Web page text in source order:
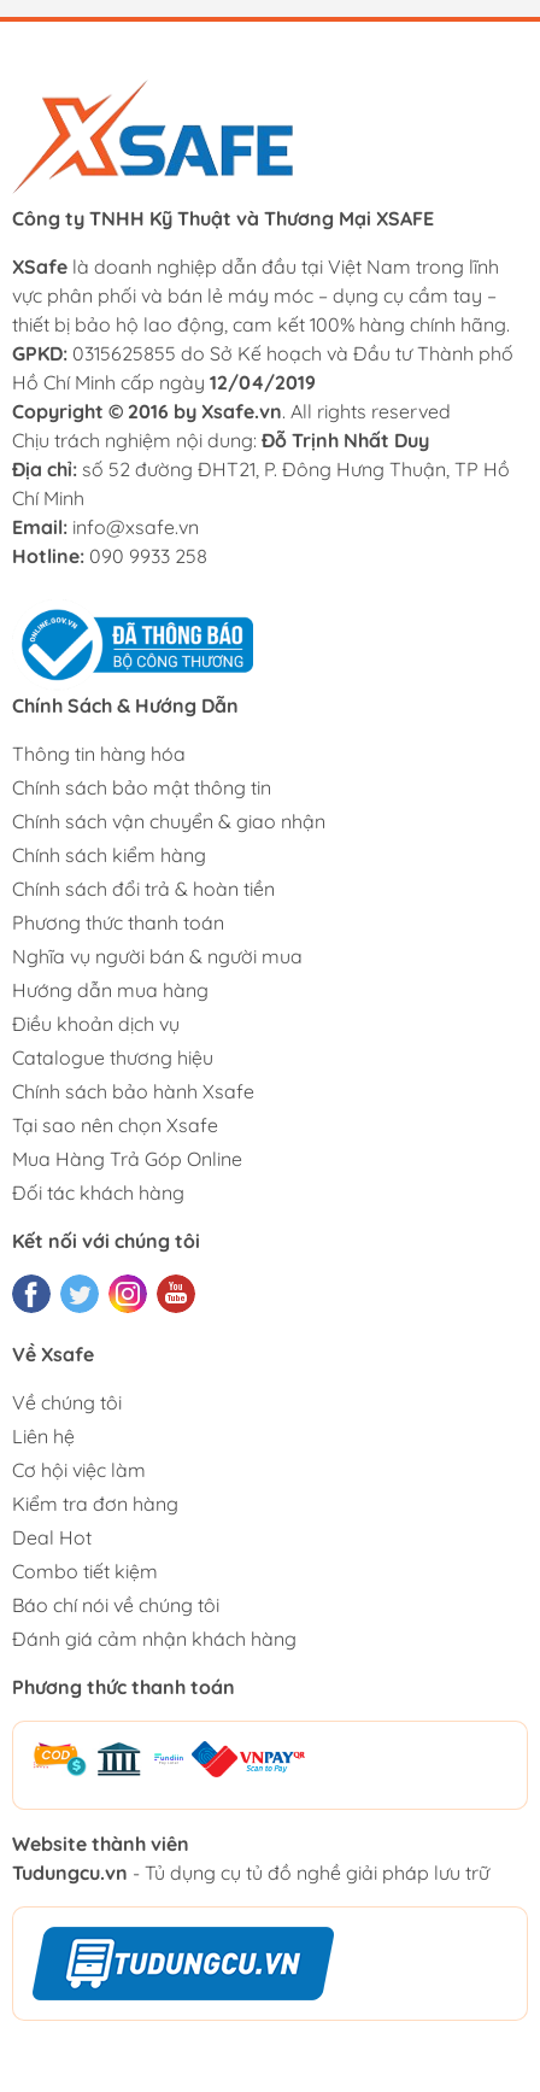
Công ty TNHH Kỹ Thuật và Thương Mại XSAFE
XSafe là doanh nghiệp dẫn đầu tại Việt Nam trong lĩnh
vực phân phối và bán lẻ máy móc – dụng cụ cầm tay –
thiết bị bảo hộ lao động, cam kết 100% hàng chính hãng.
GPKD: 0315625855 do Sở Kế hoạch và Đầu tư Thành phố
Hồ Chí Minh cấp ngày 12/04/2019
Copyright © 2016 by Xsafe.vn. All rights reserved
Chịu trách nghiệm nội dung: Đỗ Trịnh Nhất Duy
Địa chỉ: số 52 đường ĐHT21, P. Đông Hưng Thuận, TP Hồ
Chí Minh
Email: info@xsafe.vn
Hotline: 090 9933 258
Chính Sách & Hướng Dẫn
Thông tin hàng hóa
Chính sách bảo mật thông tin
Chính sách vận chuyển & giao nhận
Chính sách kiểm hàng
Chính sách đổi trả & hoàn tiền
Phương thức thanh toán
Nghĩa vụ người bán & người mua
Hướng dẫn mua hàng
Điều khoản dịch vụ
Catalogue thương hiệu
Chính sách bảo hành Xsafe
Tại sao nên chọn Xsafe
Mua Hàng Trả Góp Online
Đối tác khách hàng
Kết nối với chúng tôi
Về Xsafe
Về chúng tôi
Liên hệ
Cơ hội việc làm
Kiểm tra đơn hàng
Deal Hot
Combo tiết kiệm
Báo chí nói về chúng tôi
Đánh giá cảm nhận khách hàng
Phương thức thanh toán
Website thành viên
Tudungcu.vn - Tủ dụng cụ tủ đồ nghề giải pháp lưu trữ